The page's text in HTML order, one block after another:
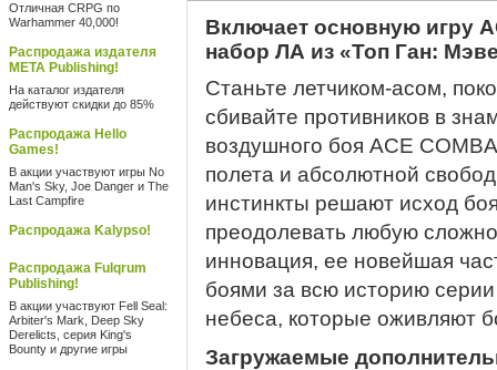
Отличная CRPG по
Warhammer 40,000!
Распродажа издателя
META Publishing!
На каталог издателя
действуют скидки до 85%
Распродажа Hello
Games!
В акции участвуют игры No
Man's Sky, Joe Danger и The
Last Campfire
Распродажа Kalypso!
Распродажа Fulqrum
Publishing!
В акции участвуют Fell Seal:
Arbiter's Mark, Deep Sky
Derelicts, серия King's
Bounty и другие игры
Включает основную игру
набор ЛА из «Топ Ган:
Станьте летчиком-асом,
сбивайте противников в
воздушного боя ACE
полета и абсолютной
инстинкты решают исход
преодолевать любую
инновация, ее новейшая
боями за всю историю
небеса, которые оживляют
Загружаемые